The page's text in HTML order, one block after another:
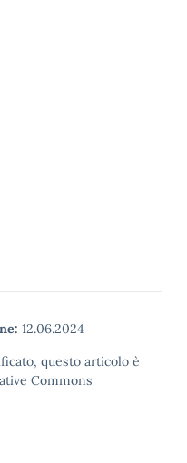
12.06.2024
questo articolo è
Commons